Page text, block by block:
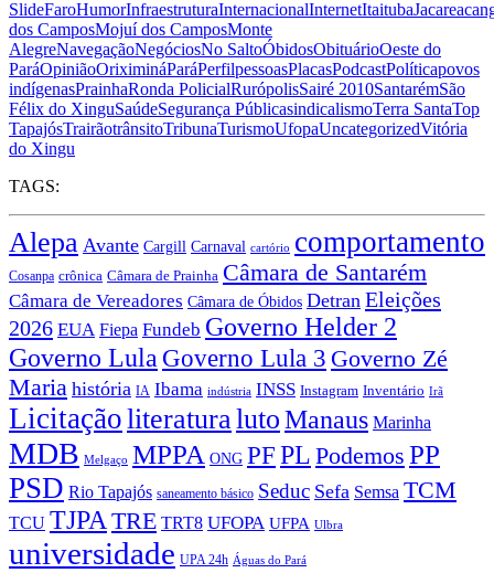
SlideFaroHumorInfraestruturaInternacionalInternetItaituba
dos CamposMojuí dos CamposMonte
AlegreNavegaçãoNegóciosNo SaltoÓbidosObituárioOeste do
ParáOpiniãoOriximináParáPerfilpessoasPlacasPodcastPolíticapovos
indígenasPrainhaRonda PolicialRurópolisSairé 2010SantarémSão
Félix do XinguSaúdeSegurança PúblicasindicalismoTerra SantaTop
TapajósTrairãotrânsitoTribunaTurismoUfopaUncategorizedVitória
do Xingu
TAGS:
Alepa Avante Cargill Carnaval cartório comportamento
Cosanpa crônica Câmara de Prainha Câmara de Santarém
Câmara de Vereadores Câmara de Óbidos Detran Eleições
2026 EUA Fiepa Fundeb Governo Helder 2
Governo Lula Governo Lula 3 Governo Zé
Maria história IA Ibama indústria INSS Instagram Inventário Irã
LicitaçãoliteraturalutoManaus Marinha
MDB Melgaço MPPA ONG PFPL Podemos PP
PSD Rio Tapajós saneamento básico Seduc Sefa Semsa TCM
TCU TJPA TRE TRT8 UFOPA UFPA Ulbra
universidade UPA 24h Águas do Pará